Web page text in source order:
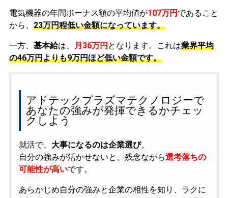
電気機器の年間ボーナス額の平均値が107万円 であること
から、 23万円程低い金額になっています。
一方、 基本給は、 月36万円 となります。これは業界平均
の46万円よりも9万円ほど低い金額です。
アドテックプラズマテクノロジーで
あなたの強みが発揮できるかチェッ
クしよう
就活で、 大事になるのは企業選び。
自分の強みが活かせないと、残念ながら選考落ちの
可能性が高いです。
あらかじめ自分の強みと企業の相性を知り、ラクに